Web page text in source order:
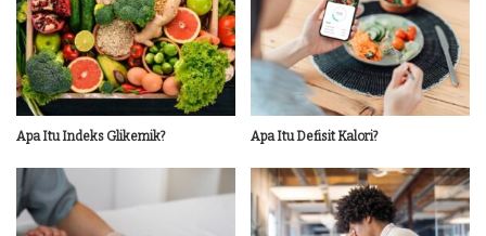
Apa Itu Indeks Glikemik? Apa Itu Defisit Kalori?